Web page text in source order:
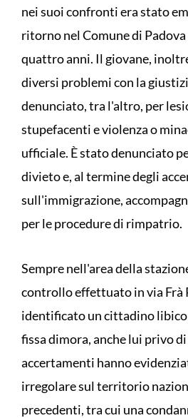
nei suoi confronti era stato
ritorno nel Comune di
quattro anni. Il giovane,
diversi problemi con la
denunciato, tra l'altro, per
stupefacenti e violenza o
ufficiale. È stato denunciato
divieto e, al termine degli
sull'immigrazione,
per le procedure di rimpatrio.
Sempre nell'area della
controllo effettuato in via Frà
identificato un cittadino libico
fissa dimora, anche lui privo
accertamenti hanno
irregolare sul territorio
precedenti, tra cui una